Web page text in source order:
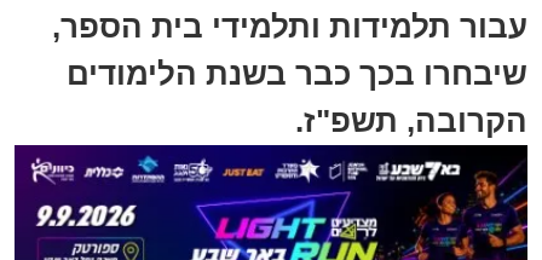
עבור תלמידות ותלמידי בית הספר,
שיבחרו בכך כבר בשנת הלימודים
הקרובה, תשפ"ז.